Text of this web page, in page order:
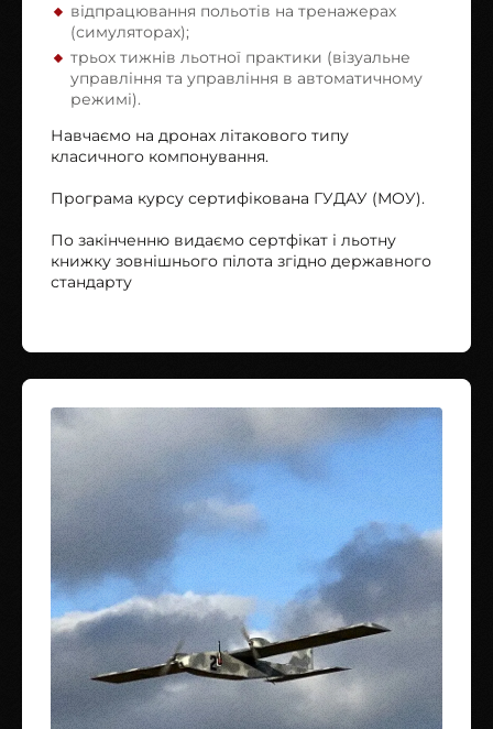
відпрацювання польотів на тренажерах
(симуляторах);
трьох тижнів льотної практики (візуальне
управління та управління в автоматичному
режимі).
Навчаємо на дронах літакового типу
класичного компонування.
Програма курсу сертифікована ГУДАУ (МОУ).
По закінченню видаємо сертфікат і льотну
книжку зовнішнього пілота згідно державного
стандарту